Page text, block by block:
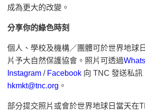
成為更大的改變。
分享你的綠色時刻
個人、學校及機構／團體可於世界地球
片予大自然保護協會。照片可透過
Instagram / Facebook 向 TNC 發送私訊
hkmkt@tnc.org 。
部分提交照片或會於世界地球日當天在